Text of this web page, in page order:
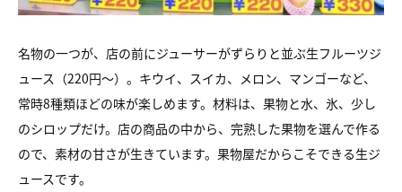
名物の一つが、店の前にジューサーがずらりと並ぶ生フルーツジ
ュース（220円～）。キウイ、スイカ、メロン、マンゴーなど、
常時8種類ほどの味が楽しめます。材料は、果物と水、氷、少し
のシロップだけ。店の商品の中から、完熟した果物を選んで作る
ので、素材の甘さが生きています。果物屋だからこそできる生ジ
ュースです。